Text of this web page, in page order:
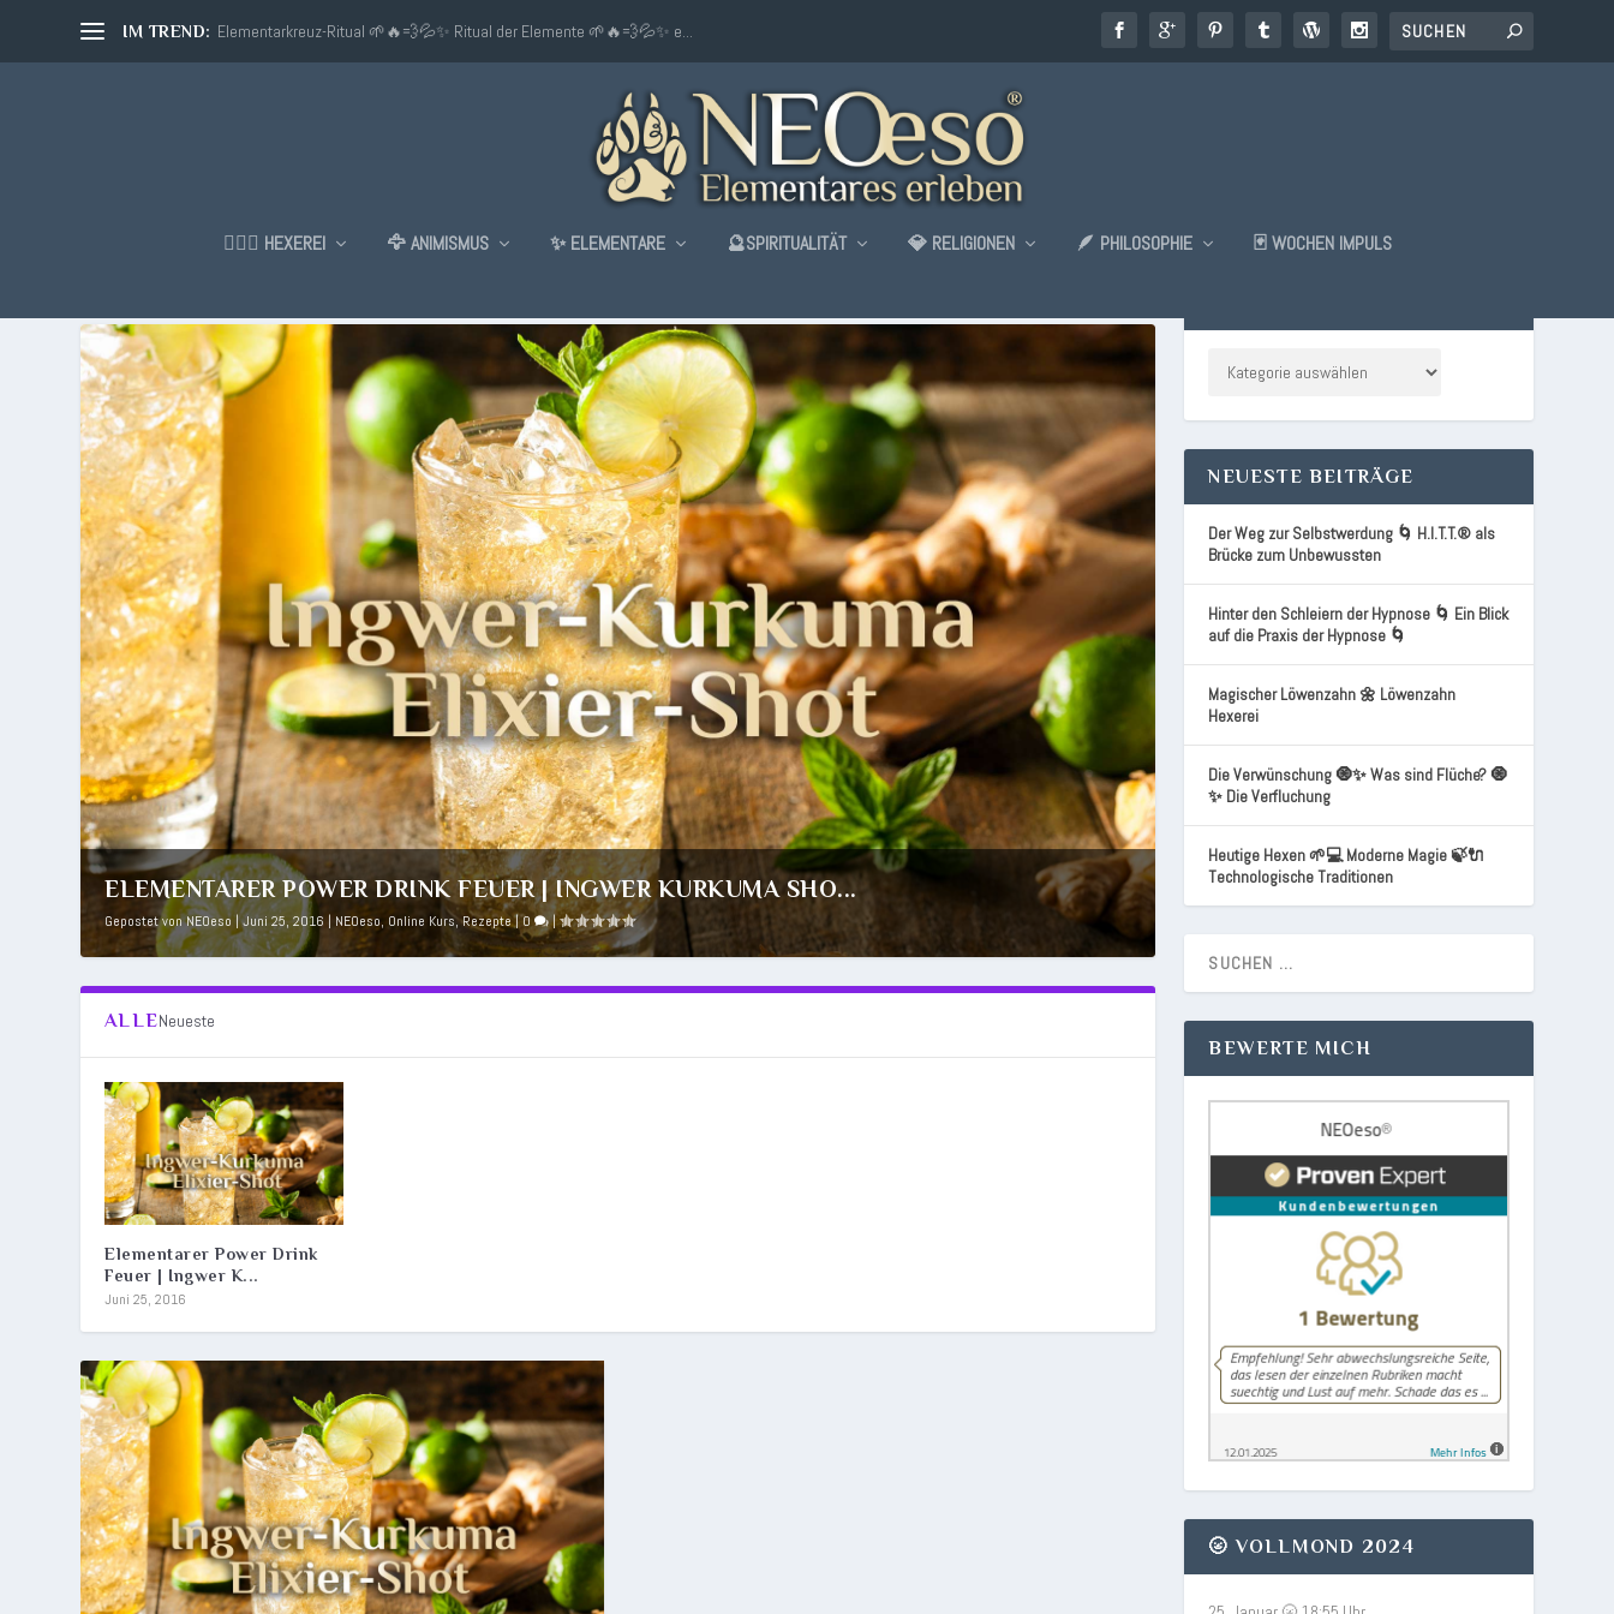
IM TREND: Elementarkreuz-Ritual 🌱🔥💨💦✨ Ritual der Elemente 🌱🔥💨💦✨ e...
🧙🏼‍♂️ HEXEREI 🦅 ANIMISMUS ✨ ELEMENTARE 🔮SPIRITUALITÄT 💎 RELIGIONEN 🪶 PHILOSOPHIE 🃏 WOCHEN IMPULS
ELEMENTARER POWER DRINK FEUER | INGWER KURKUMA SHO...
Gepostet vonNEOeso|Juni 25, 2016 | NEOeso, Online Kurs,Rezepte|0 |
ALLENeueste
Elementarer Power Drink
Feuer | Ingwer K...
Juni 25, 2016
NEUESTE BEITRÄGE
Der Weg zur Selbstwerdung 🌀 H.I.T.T.® als
Brücke zum Unbewussten
Hinter den Schleiern der Hypnose 🌀 Ein Blick
auf die Praxis der Hypnose 🌀
Magischer Löwenzahn 🌼 Löwenzahn
Hexerei
Die Verwünschung 🧿✨ Was sind Flüche? 🧿
✨ Die Verfluchung
Heutige Hexen 🌱💻 Moderne Magie 🍃🔌
Technologische Traditionen
BEWERTE MICH
🌝 VOLLMOND 2024